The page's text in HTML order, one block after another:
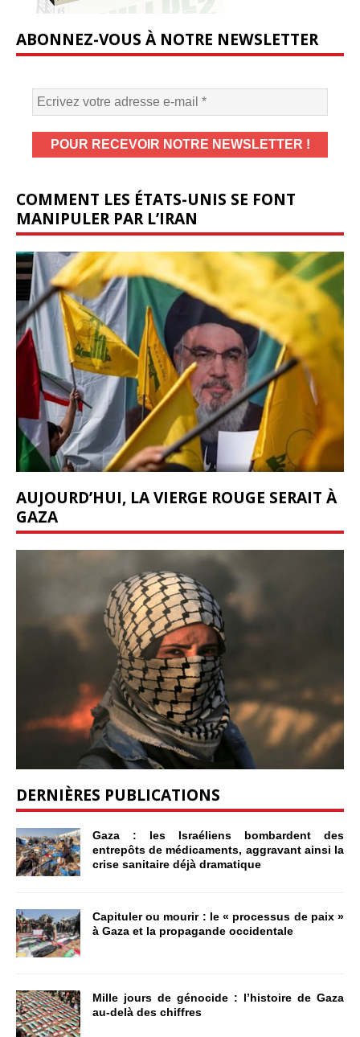
ABONNEZ-VOUS À NOTRE NEWSLETTER
COMMENT LES ÉTATS-UNIS SE FONT
MANIPULER PAR L’IRAN
AUJOURD’HUI, LA VIERGE ROUGE SERAIT À
GAZA
DERNIÈRES PUBLICATIONS
Gaza : les Israéliens bombardent des
entrepôts de médicaments, aggravant ainsi la
crise sanitaire déjà dramatique
Capituler ou mourir : le « processus de paix »
à Gaza et la propagande occidentale
Mille jours de génocide : l’histoire de Gaza
au-delà des chiffres